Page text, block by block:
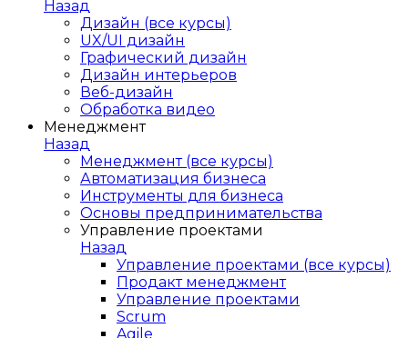
Назад
Дизайн (все курсы)
UX/UI дизайн
Графический дизайн
Дизайн интерьеров
Веб-дизайн
Обработка видео
Менеджмент
Назад
Менеджмент (все курсы)
Автоматизация бизнеса
Инструменты для бизнеса
Основы предпринимательства
Управление проектами
Назад
Управление проектами (все курсы)
Продакт менеджмент
Управление проектами
Scrum
Agile